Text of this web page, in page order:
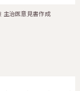
主治医意見書作成